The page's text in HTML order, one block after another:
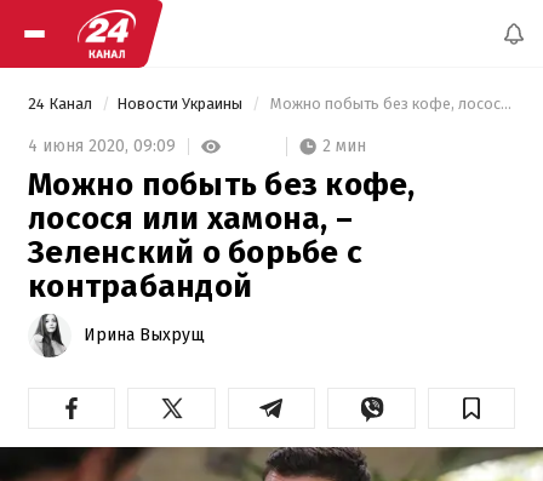
24 Канал Новости Украины Можно побыть без кофе, лосося или хамона, – Зеленский о борьбе с контрабандой
4 июня 2020, 09:09 2 мин
Можно побыть без кофе,
лосося или хамона, –
Зеленский о борьбе с
контрабандой
Ирина Выхрущ